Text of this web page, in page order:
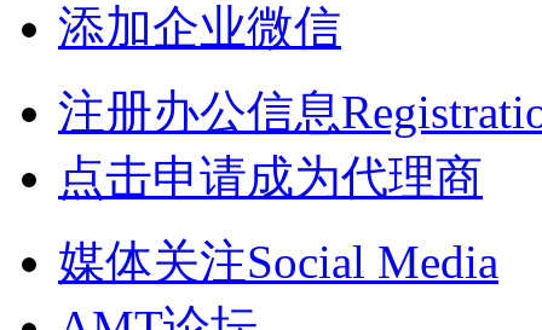
添加企业微信
注册办公信息
点击申请成为代理商
媒体关注Social Media